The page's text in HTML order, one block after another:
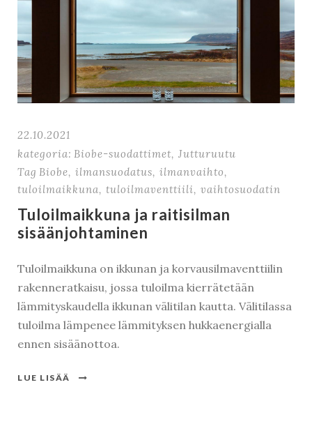
22.10.2021
kategoria: Biobe-suodattimet, Jutturuutu
Tag Biobe, ilmansuodatus, ilmanvaihto,
tuloilmaikkuna, tuloilmaventtiili, vaihtosuodatin
Tuloilmaikkuna ja raitisilman
sisäänjohtaminen
Tuloilmaikkuna on ikkunan ja korvausilmaventtiilin
rakenneratkaisu, jossa tuloilma kierrätetään
lämmityskaudella ikkunan välitilan kautta. Välitilassa
tuloilma lämpenee lämmityksen hukkaenergialla
ennen sisäänottoa.
LUE LISÄÄ